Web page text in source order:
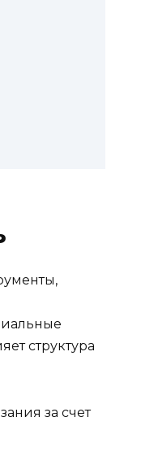
структура
за счет